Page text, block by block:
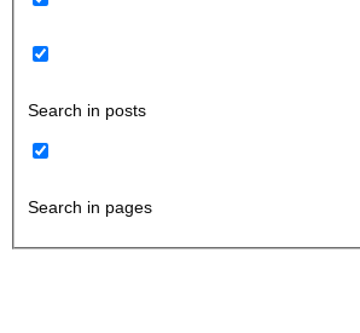
Search in posts
Search in pages